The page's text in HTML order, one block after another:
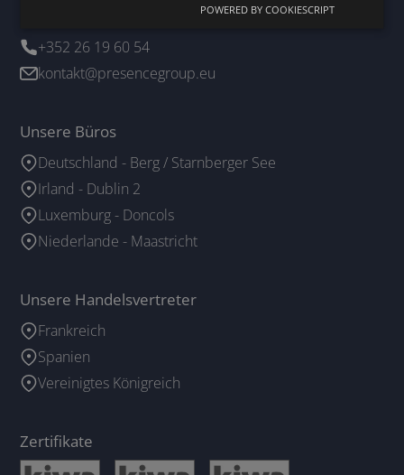
+352 26 19 60 54
kontakt@presencegroup.eu
Unsere Büros
Deutschland - Berg / Starnberger See
Irland - Dublin 2
Luxemburg - Doncols
Niederlande - Maastricht
Unsere Handelsvertreter
Frankreich
Spanien
Vereinigtes Königreich
Zertifikate
POWERED BY COOKIESCRIPT